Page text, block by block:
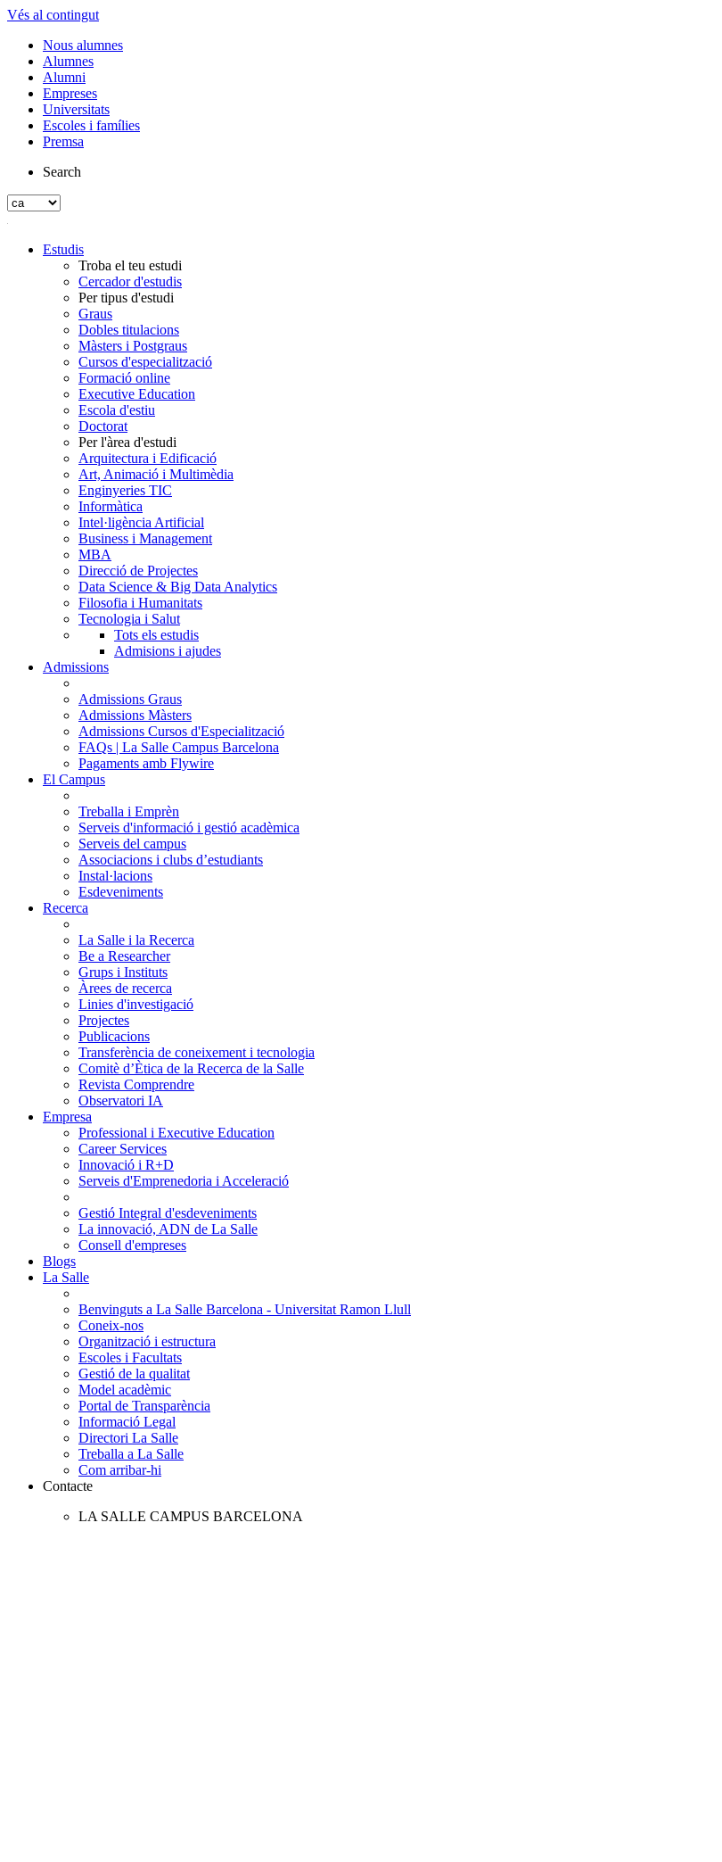
Vés al contingut
Nous alumnes
Alumnes
Alumni
Empreses
Universitats
Escoles i famílies
Premsa
Search
Estudis
Troba el teu estudi
Cercador d'estudis
Per tipus d'estudi
Graus
Dobles titulacions
Màsters i Postgraus
Cursos d'especialització
Formació online
Executive Education
Escola d'estiu
Doctorat
Per l'àrea d'estudi
Arquitectura i Edificació
Art, Animació i Multimèdia
Enginyeries TIC
Informàtica
Intel·ligència Artificial
Business i Management
MBA
Direcció de Projectes
Data Science & Big Data Analytics
Filosofia i Humanitats
Tecnologia i Salut
Tots els estudis
Admisions i ajudes
Admissions
Admissions Graus
Admissions Màsters
Admissions Cursos d'Especialització
FAQs | La Salle Campus Barcelona
Pagaments amb Flywire
El Campus
Treballa i Emprèn
Serveis d'informació i gestió acadèmica
Serveis del campus
Associacions i clubs d’estudiants
Instal·lacions
Esdeveniments
Recerca
La Salle i la Recerca
Be a Researcher
Grups i Instituts
Àrees de recerca
Linies d'investigació
Projectes
Publicacions
Transferència de coneixement i tecnologia
Comitè d’Ètica de la Recerca de la Salle
Revista Comprendre
Observatori IA
Empresa
Professional i Executive Education
Career Services
Innovació i R+D
Serveis d'Emprenedoria i Acceleració
Gestió Integral d'esdeveniments
La innovació, ADN de La Salle
Consell d'empreses
Blogs
La Salle
Benvinguts a La Salle Barcelona - Universitat Ramon Llull
Coneix-nos
Organització i estructura
Escoles i Facultats
Gestió de la qualitat
Model acadèmic
Portal de Transparència
Informació Legal
Directori La Salle
Treballa a La Salle
Com arribar-hi
Contacte
LA SALLE CAMPUS BARCELONA